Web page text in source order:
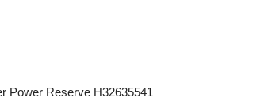
Power Reserve H32635541